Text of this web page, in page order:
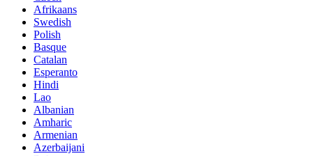
Afrikaans
Swedish
Polish
Basque
Catalan
Esperanto
Hindi
Lao
Albanian
Amharic
Armenian
Azerbaijani